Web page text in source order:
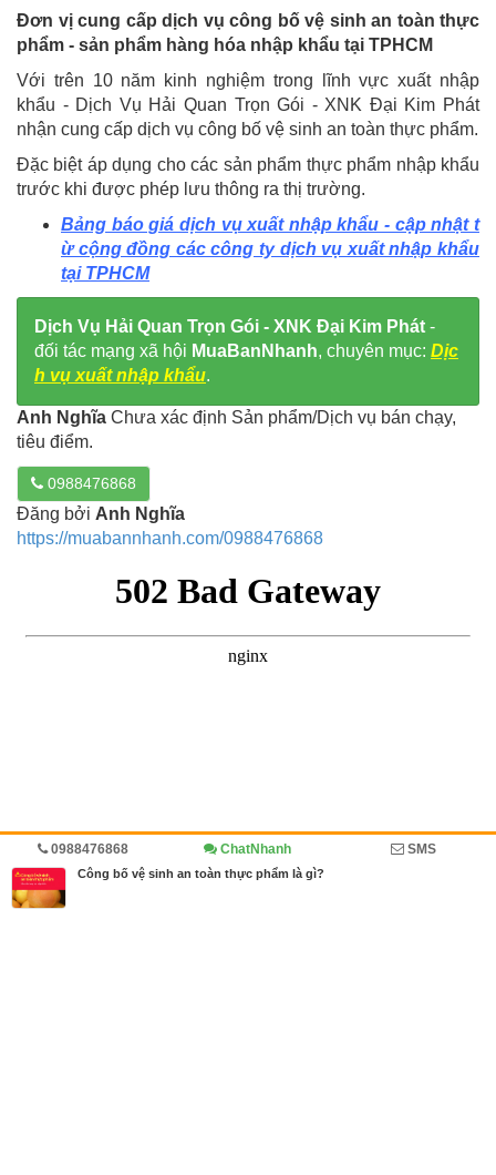
Đơn vị cung cấp dịch vụ công bố vệ sinh an toàn thực
phẩm - sản phẩm hàng hóa nhập khẩu tại TPHCM
Với trên 10 năm kinh nghiệm trong lĩnh vực xuất nhập
khẩu - Dịch Vụ Hải Quan Trọn Gói - XNK Đại Kim Phát
nhận cung cấp dịch vụ công bố vệ sinh an toàn thực phẩm.
Đặc biệt áp dụng cho các sản phẩm thực phẩm nhập khẩu
trước khi được phép lưu thông ra thị trường.
Bảng báo giá dịch vụ xuất nhập khẩu - cập nhật t
ừ cộng đồng các công ty dịch vụ xuất nhập khẩu
tại TPHCM
Dịch Vụ Hải Quan Trọn Gói - XNK Đại Kim Phát -
đối tác mạng xã hội MuaBanNhanh, chuyên mục: Dịc
h vụ xuất nhập khẩu.
Anh Nghĩa Chưa xác định Sản phẩm/Dịch vụ bán chạy,
tiêu điểm.
0988476868
Đăng bởi Anh Nghĩa
https://muabannhanh.com/0988476868
Trang chủ Diễn đàn Xuất nhập khẩu
0988476868 ChatNhanh SMS
Công bố vệ sinh an toàn thực phẩm là gì?